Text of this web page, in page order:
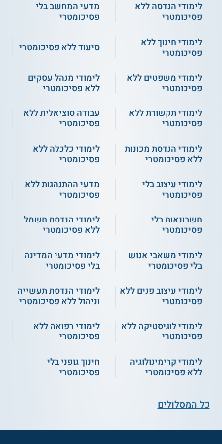
בעלי תואר ראשון קודם
ממוסד אקדמי מוכר.
האוניברסיטה הפתוחה
ללימודי ההיסטוריה אין צורך
ללימודים, ההרשמה פתוחה
לכולם.
רוצים ללמוד אמנות? קראו הכל עללימודי
אמנות לתואר ללא פסיכומטרי
שירות אישי חינם שירות אישי חינם
לימודי היסטוריה - לימודי היסטוריה כללית -
אורנים - היסטוריה כללית
אוניברסיטת תל אביב -
תואר ראשון בהיסטוריה
כללית
לימודי הנדסה ללא
פסיכומטרי
מדעי המחשב בלי
פסיכומטרי
לימודי חינוך ללא
פסיכומטרי
סיעוד ללא פסיכומטרי
לימודי משפטים ללא
פסיכומטרי
לימודי מנהל עסקים
ללא פסיכומטרי
לימודי תקשורת ללא
פסיכומטרי
עבודה סוציאלית ללא
פסיכומטרי
לימודי הנדסת מכונות
ללא פסיכומטרי
לימודי כלכלה ללא
פסיכומטרי
לימודי עיצוב בלי
פסיכומטרי
מדעי ההתנהגות ללא
פסיכומטרי
חשבונאות בלי
פסיכומטרי
לימודי הנדסת חשמל
ללא פסיכומטרי
לימודי משאבי אנוש
בלי פסיכומטרי
לימודי מדעי המדינה
בלי פסיכומטרי
לימודי עיצוב פנים ללא
פסיכומטרי
לימודי הנדסת תעשייה
וניהול ללא פסיכומטרי
לימודי לוגיסטיקה ללא
פסיכומטרי
לימודי רפואה ללא
פסיכומטרי
לימודי קרימינולוגיה
ללא פסיכומטרי
חינוך גופני בלי
פסיכומטרי
כל המסלולים